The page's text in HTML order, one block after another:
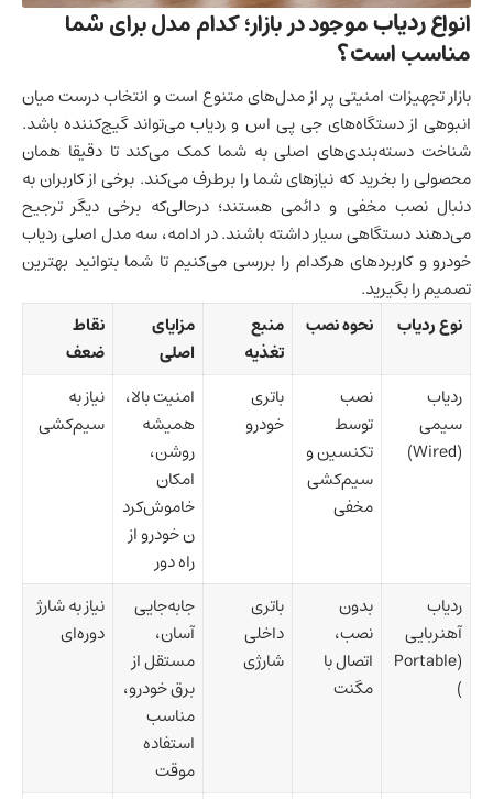
انواعردیابموجود در بازار؛ کدام مدل برای شما
مناسب است؟
بازار تجهیزات امنیتی پر از مدل‌های متنوع است و انتخاب درست میان
انبوهی از دستگاه‌های جی پی اس و ردیاب می‌تواند گیج‌کننده باشد.
شناخت دسته‌بندی‌های اصلی به شما کمک می‌کند تا دقیقا همان
محصولی را بخرید که نیازهای شما را برطرف می‌کند. برخی از کاربران به
دنبال نصب مخفی و دائمی هستند؛ درحالی‌که برخی دیگر ترجیح
می‌دهند دستگاهی سیار داشته باشند. در ادامه، سه مدل اصلی ردیاب
خودرو و کاربردهای هرکدام را بررسی می‌کنیم تا شما بتوانید بهترین
تصمیم را بگیرید.
نوع ردیاب
نحوه نصب
منبع
تغذیه
مزایای
اصلی
نقاط
ضعف
ردیاب
سیمی
(Wired)
نصب
توسط
تکنسین و
سیم‌کشی
مخفی
باتری
خودرو
امنیت بالا،
همیشه
روشن،
امکان
خاموش‌کرد
ن خودرو از
راه دور
نیاز به
سیم‌کشی
ردیاب
آهنربایی
(Portable
)
بدون
نصب،
اتصال با
مگنت
باتری
داخلی
شارژی
جابه‌جایی
آسان،
مستقل از
برق خودرو،
مناسب
استفاده
موقت
نیاز به شارژ
دوره‌ای